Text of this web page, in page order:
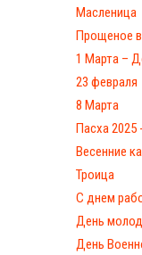
Масленица
Прощеное
1 Марта –
23 февраля
8 Марта
Пасха 2025
Весенние
Троица
С днем
День
День